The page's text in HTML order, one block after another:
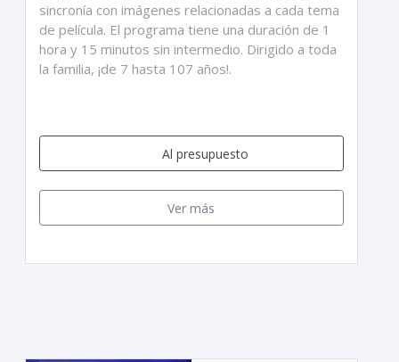
sincronía con imágenes relacionadas a cada tema
de película. El programa tiene una duración de 1
hora y 15 minutos sin intermedio. Dirigido a toda
la familia, ¡de 7 hasta 107 años!.
Al presupuesto
Ver más